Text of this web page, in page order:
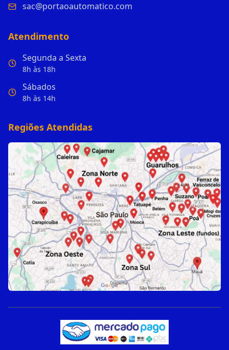
sac@portaoautomatico.com
Atendimento
Segunda a Sexta
8h às 18h
Sábados
8h às 14h
Regiões Atendidas